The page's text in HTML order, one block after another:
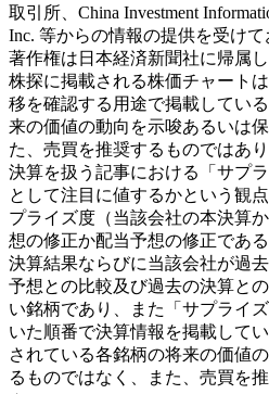
取引所、China Investment
Inc. 等からの情報の提供を受け
著作権は日本経済新聞社に帰属し
株探に掲載される株価チャート
移を確認する用途で掲載してい
来の価値の動向を示唆あるいは
た、売買を推奨するものではあり
決算を扱う記事における「サプ
として注目に値するかという観
プライズ度（当該会社の本決算
想の修正か配当予想の修正であ
決算結果ならびに当該会社が過
予想との比較及び過去の決算と
い銘柄であり、また「サプライ
いた順番で決算情報を掲載して
されている各銘柄の将来の価値
るものではなく、また、売買を